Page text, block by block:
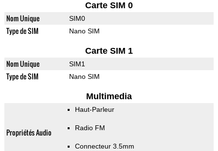
Carte SIM 0
Nom Unique SIM0
Type de SIM Nano SIM
Carte SIM 1
Nom Unique SIM1
Type de SIM Nano SIM
Multimedia
Propriétés Audio
Haut-Parleur
Radio FM
Connecteur 3.5mm